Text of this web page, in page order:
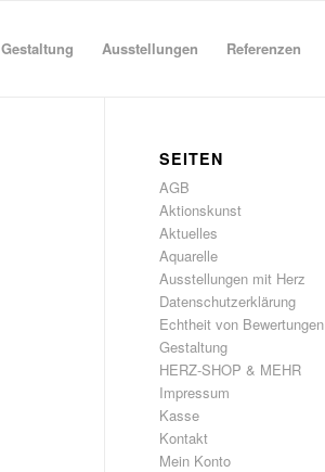
Gestaltung Ausstellungen Referenzen
SEITEN
AGB
Aktionskunst
Aktuelles
Aquarelle
Ausstellungen mit Herz
Datenschutzerklärung
Echtheit von Bewertungen
Gestaltung
HERZ-SHOP & MEHR
Impressum
Kasse
Kontakt
Mein Konto